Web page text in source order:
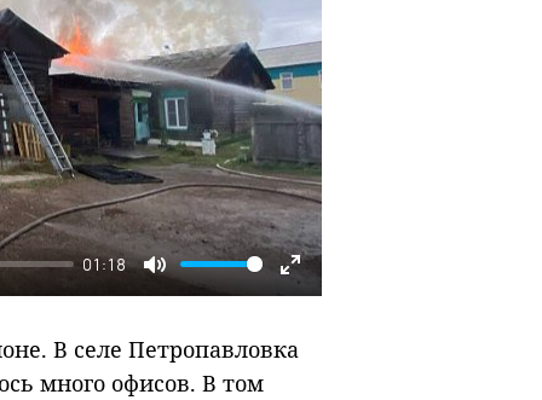
01:18
Mute
Enter
В селе Петропавловка
много офисов. В том